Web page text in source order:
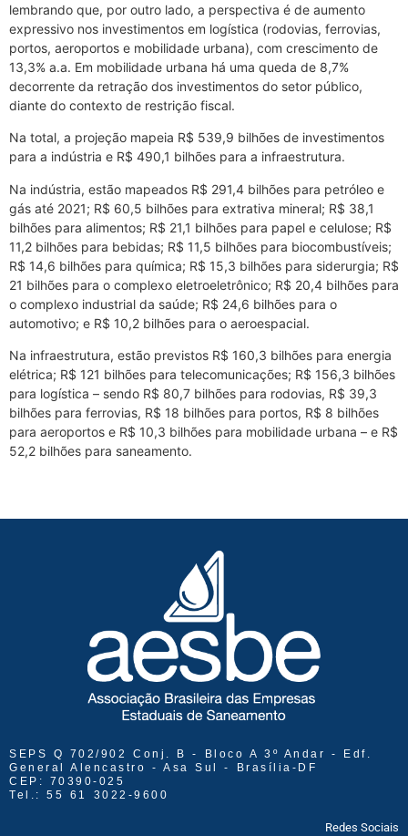
lembrando que, por outro lado, a perspectiva é de aumento
expressivo nos investimentos em logística (rodovias, ferrovias,
portos, aeroportos e mobilidade urbana), com crescimento de
13,3% a.a. Em mobilidade urbana há uma queda de 8,7%
decorrente da retração dos investimentos do setor público,
diante do contexto de restrição fiscal.
Na total, a projeção mapeia R$ 539,9 bilhões de investimentos
para a indústria e R$ 490,1 bilhões para a infraestrutura.
Na indústria, estão mapeados R$ 291,4 bilhões para petróleo e
gás até 2021; R$ 60,5 bilhões para extrativa mineral; R$ 38,1
bilhões para alimentos; R$ 21,1 bilhões para papel e celulose; R$
11,2 bilhões para bebidas; R$ 11,5 bilhões para biocombustíveis;
R$ 14,6 bilhões para química; R$ 15,3 bilhões para siderurgia; R$
21 bilhões para o complexo eletroeletrônico; R$ 20,4 bilhões para
o complexo industrial da saúde; R$ 24,6 bilhões para o
automotivo; e R$ 10,2 bilhões para o aeroespacial.
Na infraestrutura, estão previstos R$ 160,3 bilhões para energia
elétrica; R$ 121 bilhões para telecomunicações; R$ 156,3 bilhões
para logística – sendo R$ 80,7 bilhões para rodovias, R$ 39,3
bilhões para ferrovias, R$ 18 bilhões para portos, R$ 8 bilhões
para aeroportos e R$ 10,3 bilhões para mobilidade urbana – e R$
52,2 bilhões para saneamento.
SEPS Q 702/902 Conj. B - Bloco A 3º Andar - Edf.
General Alencastro - Asa Sul - Brasília-DF
CEP: 70390-025
Tel.: 55 61 3022-9600
Redes Sociais